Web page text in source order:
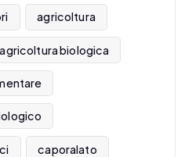
agricoltura
agricoltura biologica
caporalato